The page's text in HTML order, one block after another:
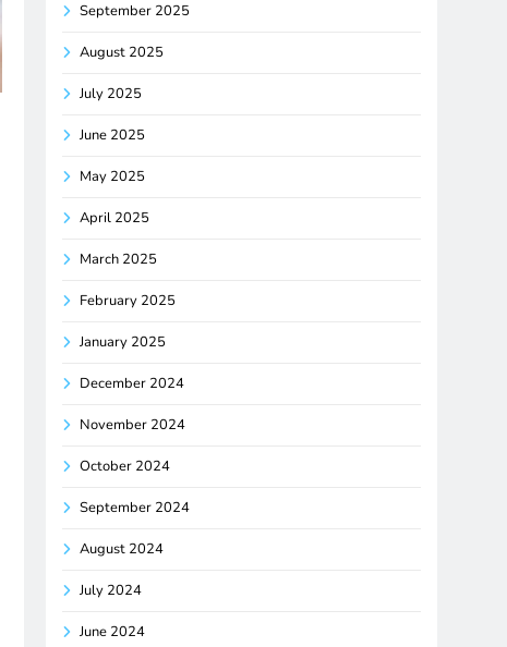
September 2025
August 2025
July 2025
June 2025
May 2025
April 2025
March 2025
February 2025
January 2025
December 2024
November 2024
October 2024
September 2024
August 2024
July 2024
June 2024